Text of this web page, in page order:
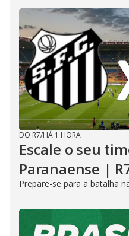
DO R7/HÁ 1 HORA
Escale o seu
Paranaense |
Prepare-se para a batalha